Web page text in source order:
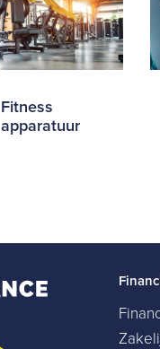
Fitness
apparatuur